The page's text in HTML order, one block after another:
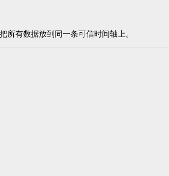
所有数据放到同一条可信时间轴上。